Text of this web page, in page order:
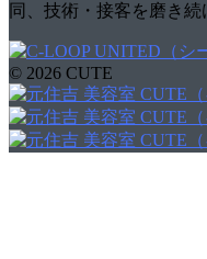
同、技術・接客を磨き続
© 2026 CUTE